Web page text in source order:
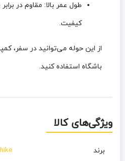
طول عمر بالا: مقاوم در
کیفیت.
از این حوله می‌توانید در سفر،
باشگاه استفاده کنید.
ویژگی‌های کالا
برند